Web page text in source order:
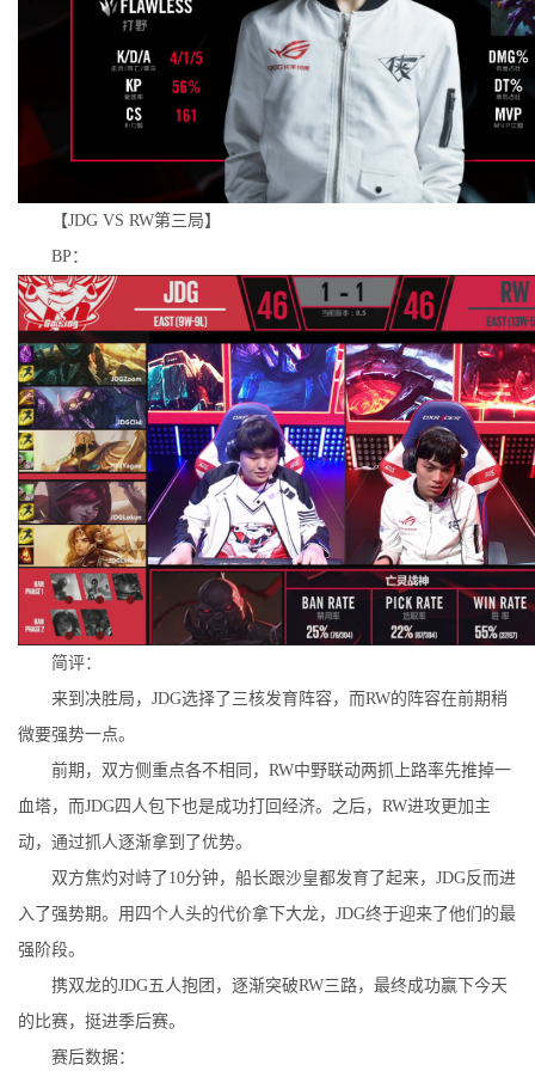
【JDG VS RW第三局】
BP：
简评：
来到决胜局，JDG选择了三核发育阵容，而RW的阵容在前期稍
微要强势一点。
前期，双方侧重点各不相同，RW中野联动两抓上路率先推掉一
血塔，而JDG四人包下也是成功打回经济。之后，RW进攻更加主
动，通过抓人逐渐拿到了优势。
双方焦灼对峙了10分钟，船长跟沙皇都发育了起来，JDG反而进
入了强势期。用四个人头的代价拿下大龙，JDG终于迎来了他们的最
强阶段。
携双龙的JDG五人抱团，逐渐突破RW三路，最终成功赢下今天
的比赛，挺进季后赛。
赛后数据：